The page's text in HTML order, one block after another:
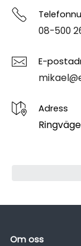
08-500
E-
Adress
Om oss